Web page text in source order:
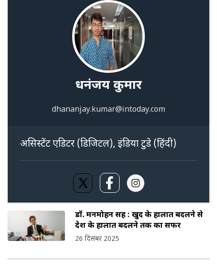
धनंजय कुमार
dhananjay.kumar@intoday.com
असिस्टेंट एडिटर (डिजिटल), इंडिया टुडे (हिंदी)
डॉ. मनमोहन सिंह : खुद के हालात बदलने से
देश के हालात बदलने तक का सफर
26 दिसंबर 2025